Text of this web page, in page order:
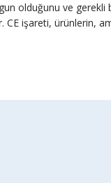
olduğunu ve
işareti, ürünlerin,